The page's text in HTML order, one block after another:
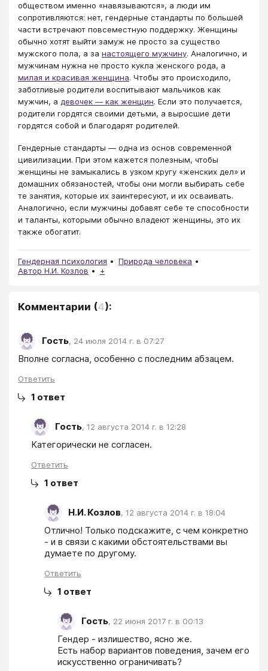
обществом именно «навязываются», а люди им
сопротивляются: нет, гендерные стандарты по большей
части встречают повсеместную поддержку. Женщины
обычно хотят выйти замуж не просто за существо
мужского пола, а за настоящего мужчину. Аналогично, и
мужчинам нужна не просто кукла женского рода, а
милая и красивая женщина. Чтобы это происходило,
заботливые родители воспитывают мальчиков как
мужчин, а девочек — как женщин. Если это получается,
родители гордятся своими детьми, а выросшие дети
гордятся собой и благодарят родителей.
Гендерные стандарты — одна из основ современной
цивилизации. При этом кажется полезным, чтобы
женщины не замыкались в узком кругу «женских дел» и
домашних обязаностей, чтобы они могли выбирать себе
те занятия, которые их заинтересуют, и их осваивать.
Аналогично, если мужчины добавят себе те способности
и таланты, которыми обычно владеют женщины, это их
также обогатит.
Гендерная психология
Природа человека
Автор Н.И. Козлов
+
Комментарии (4):
Гость, 24 июля 2014 г. в 07:27
Вполне согласна, особенно с последним абзацем.
Ответить
1 ответ
Гость, 12 августа 2014 г. в 12:28
Категорически не согласен.
Ответить
1 ответ
Н.И. Козлов, 12 августа 2014 г. в 18:04
Отлично! Только подскажите, с чем конкретно
- и в связи с какими обстоятельствами вы
думаете по другому.
Ответить
1 ответ
Гость, 22 июня 2017 г. в 00:13
Гендер - излишество, ясно же.
Есть набор вариантов поведения, зачем его
искусственно ограничивать?